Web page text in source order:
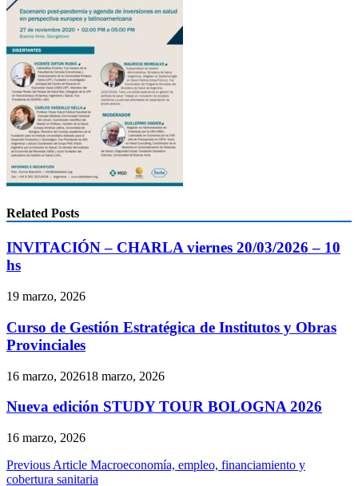
Related Posts
INVITACIÓN – CHARLA viernes 20/03/2026 – 10
hs
19 marzo, 2026
Curso de Gestión Estratégica de Institutos y Obras
Provinciales
16 marzo, 202618 marzo, 2026
Nueva edición STUDY TOUR BOLOGNA 2026
16 marzo, 2026
Navegación
Previous Article Macroeconomía, empleo, financiamiento y
cobertura sanitaria